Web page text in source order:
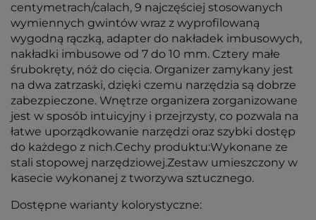
centymetrach/calach, 9 najczęściej stosowanych
wymiennych gwintów wraz z wyprofilowaną
wygodną rączką, adapter do nakładek imbusowych,
nakładki imbusowe od 7 do 10 mm. Cztery małe
śrubokręty, nóż do cięcia. Organizer zamykany jest
na dwa zatrzaski, dzięki czemu narzędzia są dobrze
zabezpieczone. Wnętrze organizera zorganizowane
jest w sposób intuicyjny i przejrzysty, co pozwala na
łatwe uporządkowanie narzędzi oraz szybki dostęp
do każdego z nich.Cechy produktu:Wykonane ze
stali stopowej narzędziowej.Zestaw umieszczony w
kasecie wykonanej z tworzywa sztucznego.
Dostępne warianty kolorystyczne: